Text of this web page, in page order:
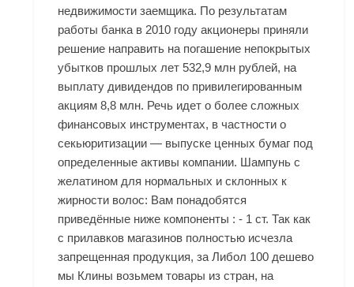
недвижимости заемщика. По результатам
работы банка в 2010 году акционеры приняли
решение направить на погашение непокрытых
убытков прошлых лет 532,9 млн рублей, на
выплату дивидендов по привилегированным
акциям 8,8 млн. Речь идет о более сложных
финансовых инструментах, в частности о
секьюритизации — выпуске ценных бумаг под
определенные активы компании. Шампунь с
желатином для нормальных и склонных к
жирности волос: Вам понадобятся
приведённые ниже компоненты : - 1 ст. Так как
с прилавков магазинов полностью исчезла
запрещенная продукция, за Либол 100 дешево
мы Клины возьмем товары из стран, на